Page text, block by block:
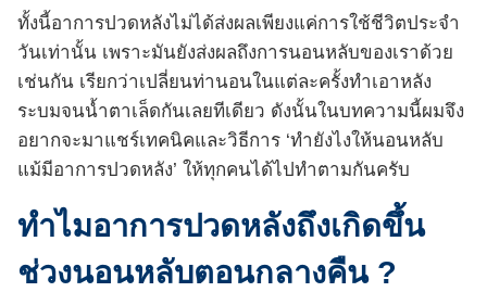
ทั้งนี้อาการปวดหลังไม่ได้ส่งผลเพียงแค่การใช้ชีวิตประจำ
วันเท่านั้น เพราะมันยังส่งผลถึงการนอนหลับของเราด้วย
เช่นกัน เรียกว่าเปลี่ยนท่านอนในแต่ละครั้งทำเอาหลัง
ระบมจนน้ำตาเล็ดกันเลยทีเดียว ดังนั้นในบทความนี้ผมจึง
อยากจะมาแชร์เทคนิคและวิธีการ ‘ทำยังไงให้นอนหลับ
แม้มีอาการปวดหลัง’ ให้ทุกคนได้ไปทำตามกันครับ
ทำไมอาการปวดหลังถึงเกิดขึ้น
ช่วงนอนหลับตอนกลางคืน ?